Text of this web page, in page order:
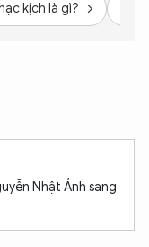
kịch là gì?
Nhật Ánh sang